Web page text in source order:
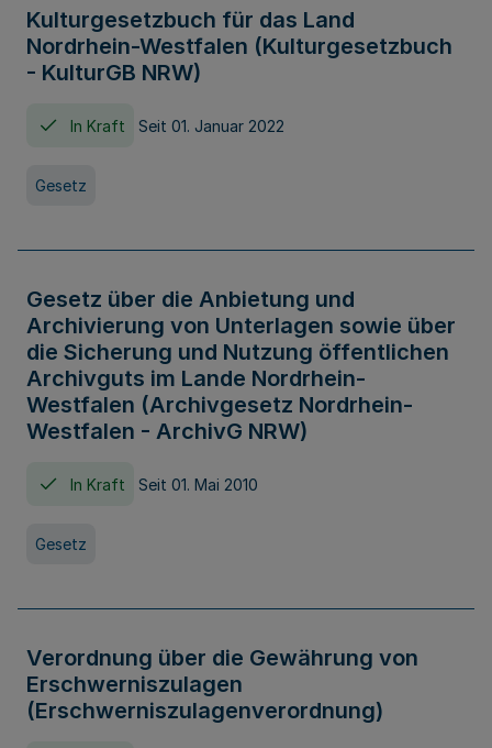
Kulturgesetzbuch für das Land
Nordrhein-Westfalen (Kulturgesetzbuch
- KulturGB NRW)
In Kraft Seit 01. Januar 2022
Gesetz
Gesetz über die Anbietung und
Archivierung von Unterlagen sowie über
die Sicherung und Nutzung öffentlichen
Archivguts im Lande Nordrhein-
Westfalen (Archivgesetz Nordrhein-
Westfalen - ArchivG NRW)
In Kraft Seit 01. Mai 2010
Gesetz
Verordnung über die Gewährung von
Erschwerniszulagen
(Erschwerniszulagenverordnung)